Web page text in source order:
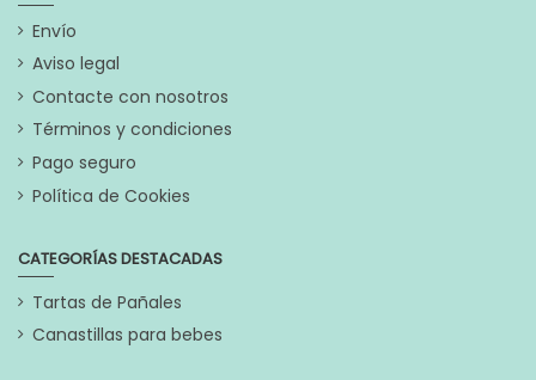
Envío
Aviso legal
Contacte con nosotros
Términos y condiciones
Pago seguro
Política de Cookies
CATEGORÍAS DESTACADAS
Tartas de Pañales
Canastillas para bebes